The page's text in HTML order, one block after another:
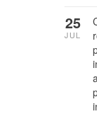
25
JUL